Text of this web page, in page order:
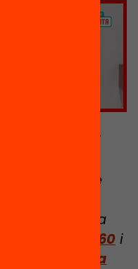
educatives i
fora
12 anys, que
potència
una iniciativa
Educació 360 i
Cooperativa